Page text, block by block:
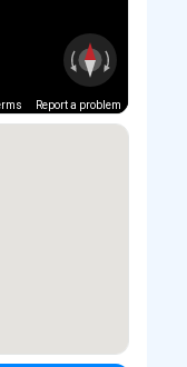
Report a problem